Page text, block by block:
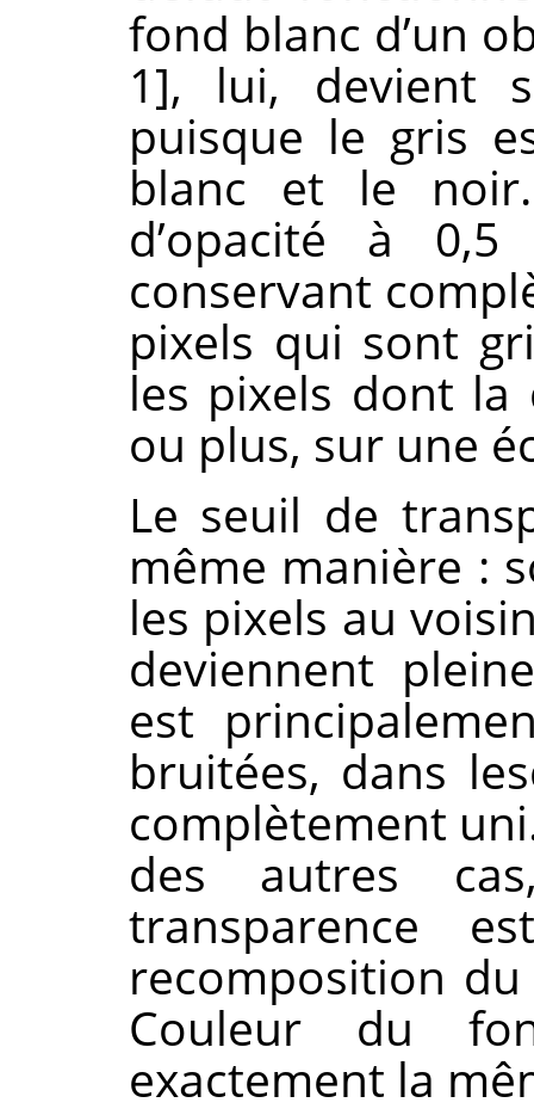
fond blanc d’un
1], lui, devient
puisque le gris
blanc et le
d’opacité à
conservant
pixels qui sont
les pixels dont la
ou plus, sur une
Le seuil de
même manière :
les pixels au
deviennent
est
bruitées, dans
complètement
des autres
transparence
recomposition
Couleur du
exactement la